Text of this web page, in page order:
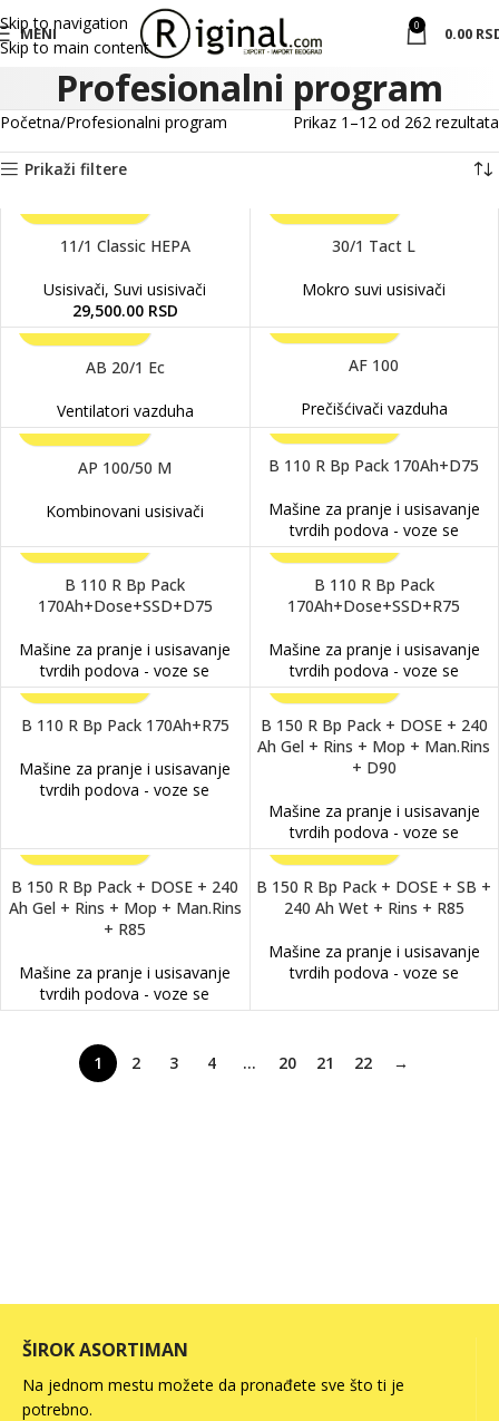
Skip to navigation
Skip to main content
MENI 0 0.00
Profesionalni program
Početna Profesionalni program Prikaz 1–12 od 262 rezultata
Prikaži filtere
11/1 Classic HEPA
Usisivači,Suvi usisivači
29,500.00 RSD
30/1 Tact L
Mokro suvi usisivači
AB 20/1 Ec
Ventilatori vazduha
AF 100
Prečišćivači vazduha
AP 100/50 M
Kombinovani usisivači
B 110 R Bp Pack 170Ah+D75
Mašine za pranje i usisavanje
tvrdih podova - voze se
B 110 R Bp Pack
170Ah+Dose+SSD+D75
Mašine za pranje i usisavanje
tvrdih podova - voze se
B 110 R Bp Pack
170Ah+Dose+SSD+R75
Mašine za pranje i usisavanje
tvrdih podova - voze se
B 110 R Bp Pack 170Ah+R75
Mašine za pranje i usisavanje
tvrdih podova - voze se
B 150 R Bp Pack + DOSE + 240
Ah Gel + Rins + Mop + Man.Rins
+ D90
Mašine za pranje i usisavanje
tvrdih podova - voze se
B 150 R Bp Pack + DOSE + 240
Ah Gel + Rins + Mop + Man.Rins
+ R85
Mašine za pranje i usisavanje
tvrdih podova - voze se
B 150 R Bp Pack + DOSE + SB +
240 Ah Wet + Rins + R85
Mašine za pranje i usisavanje
tvrdih podova - voze se
1 2 3 4 … 20 21 22 →
ŠIROK ASORTIMAN
Na jednom mestu možete da pronađete sve što ti je
potrebno.